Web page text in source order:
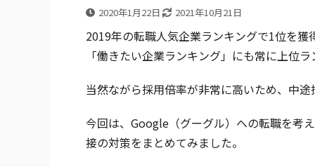
2020年1月22日 2021年10月21日
2019年の転職人気企業ランキングで1位を獲
「働きたい企業ランキング」にも常に上位
当然ながら採用倍率が非常に高いため、中
今回は、Google（グーグル）への転職を考
接の対策をまとめてみました。